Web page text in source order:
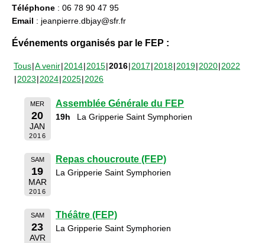
Téléphone : 06 78 90 47 95
Email : jeanpierre.dbjay@sfr.fr
Événements organisés par le FEP :
Tous A venir 2014 2015 2016 2017 2018 2019 2020 2022
2023 2024 2025 2026
MER
20
JAN
2016
Assemblée Générale du FEP
19h La Gripperie Saint Symphorien
SAM
19
MAR
2016
Repas choucroute (FEP)
La Gripperie Saint Symphorien
SAM
23
AVR
Théâtre (FEP)
La Gripperie Saint Symphorien